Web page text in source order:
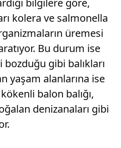
bilgilere göre,
kolera ve salmonella
üremesi
Bu durum ise
gibi balıkları
yaşam alanlarına ise
balon balığı,
denizanaları gibi